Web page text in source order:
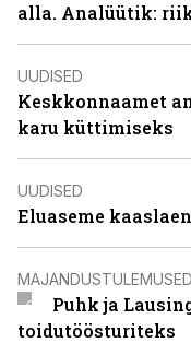
alla. Analüütik:
UUDISED
Keskkonnaamet
karu küttimiseks
UUDISED
Eluaseme
MAJANDUSTULEMUSED
Puhk ja
toidutöösturiteks